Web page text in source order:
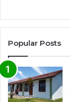
Popular Posts